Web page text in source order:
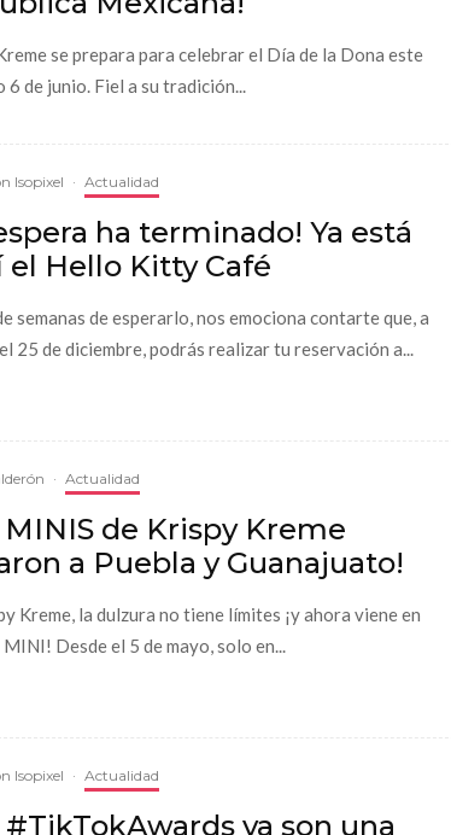
se prepara para celebrar el Día de la Dona este
6 de junio. Fiel a su tradición...
Isopixel · Actualidad
ha terminado! Ya está
el Hello Kitty Café
semanas de esperarlo, nos emociona contarte que, a
25 de diciembre, podrás realizar tu reservación a...
· Actualidad
MINIS de Krispy Kreme
a Puebla y Guanajuato!
Kreme, la dulzura no tiene límites ¡y ahora viene en
Desde el 5 de mayo, solo en...
Isopixel · Actualidad
#TikTokAwards ya son una